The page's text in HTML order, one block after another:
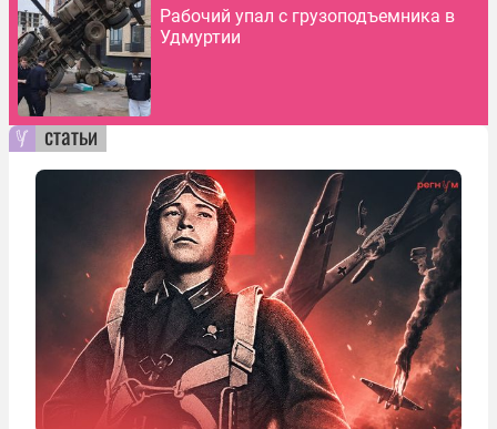
Рабочий упал с грузоподъемника в
Удмуртии
статьи